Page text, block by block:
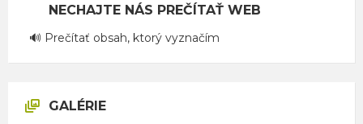
NECHAJTE NÁS PREČÍTAŤ WEB
🔊 Prečítať obsah, ktorý vyznačím
GALÉRIE